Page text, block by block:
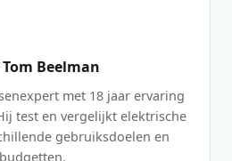
Beelman
met 18 jaar ervaring
test en vergelijkt elektrische
gebruiksdoelen en
budgetten.